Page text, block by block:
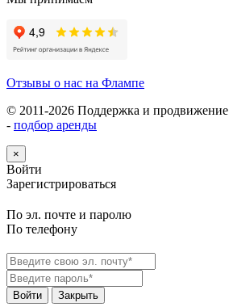
Отзывы о нас на Флампе
© 2011-2026 Поддержка и продвижение
- подбор аренды
×
Войти
Зарегистрироваться
По эл. почте и паролю
По телефону
Войти Закрыть